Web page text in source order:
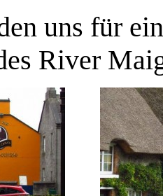
uns für
River